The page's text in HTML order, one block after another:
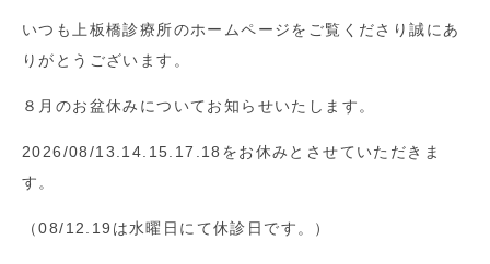
いつも上板橋診療所のホームページをご覧くださり誠にあ
りがとうございます。
８月のお盆休みについてお知らせいたします。
2026/08/13.14.15.17.18をお休みとさせていただきま
す。
（08/12.19は水曜日にて休診日です。）